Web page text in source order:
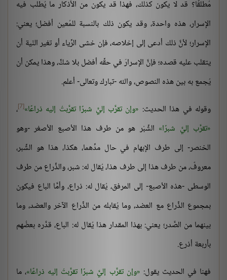
مُطلقًا؟ قد لا يكون كذلك، فهذا قد يكون من الأذكار ما يُطلب فيه
الإسرار، هذه واحدة، وقد يكون ذلك بالنسبة للمُعين أفضل؛ يعني:
الإسرار؛ لأنَّ ذلك أدعى إلى إخلاصه، فإن خشى الرِّياء أو تغير النّية أن
يتقلب عليه قصده؛ فإنَّ الإسرارَ في حقِّه أفضل بلا شكٍّ، وهذا يمكن أن
يُجمع به بين هذه النصوص، والله -تبارك وتعالى- أعلم.
وقوله في هذا الحديث: وإن تقرَّب إليَّ شبرًا تقرَّبتُ إليه ذراعًا [7] ،
تقرَّب إليَّ شبرًا
الشِّبْر هو من طرف هذا الأصبع الأصغر -وهو
الخنصر- إلى طرف الإبهام في حال مدِّهما، هكذا، هذا هو الشِّبر،
معروفٌ، من طرف هذا إلى طرف هذا، يُقال له: شبر، والذِّراع من طرف
الوسطى -هذه الأصبع- إلى المرفق، يُقال له: ذراع، وأمَّا الباع فيكون
بمجموع الذِّراع مع العضد، وما يُقابله من الذِّراع الآخر والعضد، وما
بينهما من الصَّدر؛ يعني: بهذا المقدار هذا يُقال له: الباع، قدَّره بعضُهم
بأربعة أذرع.
فهنا في الحديث يقول: وإن تقرَّب إليَّ شبرًا تقرَّبتُ إليه ذراعًا ، ما